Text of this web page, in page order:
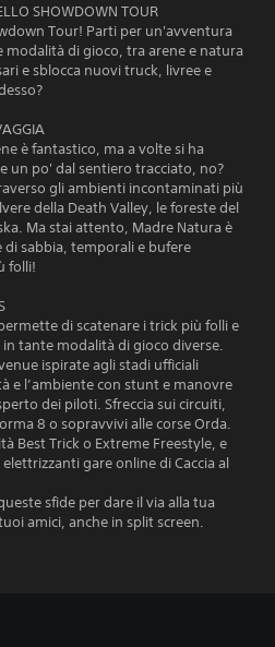
SHOWDOWN TOUR
Tour! Parti per un'avventura
modalità di gioco, tra arene e natura
e sblocca nuovi truck, livree e
è fantastico, ma a volte si ha
un po' dal sentiero tracciato, no?
gli ambienti incontaminati più
della Death Valley, le foreste del
Ma stai attento, Madre Natura è
sabbia, temporali e bufere
folli!
di scatenare i trick più folli e
tante modalità di gioco diverse.
ispirate agli stadi ufficiali
e l’ambiente con stunt e manovre
dei piloti. Sfreccia sui circuiti,
8 o sopravvivi alle corse Orda.
Best Trick o Extreme Freestyle, e
gare online di Caccia al
sfide per dare il via alla tua
amici, anche in split screen.